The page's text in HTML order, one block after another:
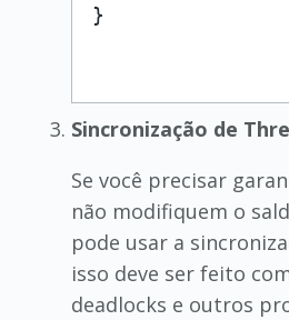
Sincronização de
Se você precisar
não modifiquem o
pode usar a
isso deve ser feito
deadlocks e outros